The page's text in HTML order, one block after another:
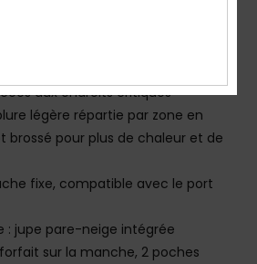
aux endroits critiques
légère répartie par zone en
pour plus de chaleur et de
fixe, compatible avec le port
: jupe pare-neige intégrée
sur la manche, 2 poches